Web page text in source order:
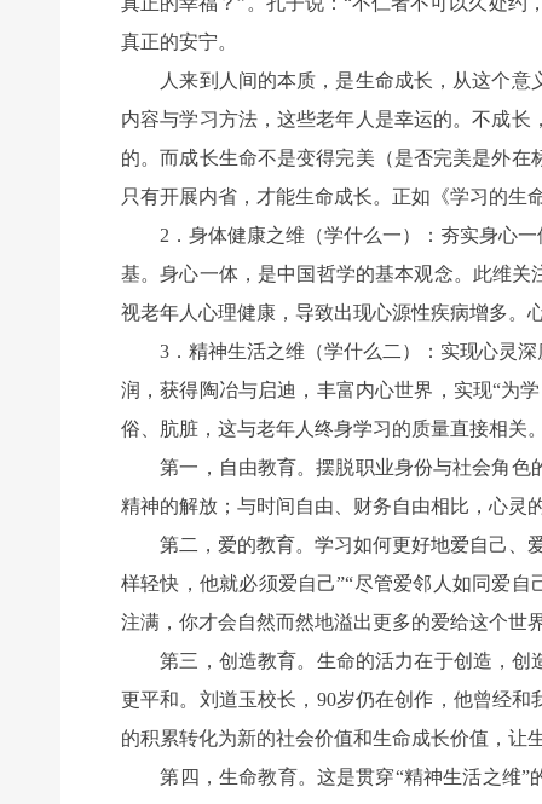
真正的安宁。
人来到人间的本质，是生命成长，从这个意
内容与学习方法，这些老年人是幸运的。不成
的。而成长生命不是变得完美（是否完美是外
只有开展内省，才能生命成长。正如《学习的
2．身体健康之维（学什么一）：夯实身心一
基。身心一体，是中国哲学的基本观念。此维
视老年人心理健康，导致出现心源性疾病增多。
3．精神生活之维（学什么二）：实现心灵深
润，获得陶冶与启迪，丰富内心世界，实现“为
俗、肮脏，这与老年人终身学习的质量直接相关
第一，自由教育。摆脱职业身份与社会角色
精神的解放；与时间自由、财务自由相比，心灵
第二，爱的教育。学习如何更好地爱自己、爱
样轻快，他就必须爱自己”“尽管爱邻人如同爱
注满，你才会自然而然地溢出更多的爱给这个世
第三，创造教育。生命的活力在于创造，创
更平和。刘道玉校长，90岁仍在创作，他曾经
的积累转化为新的社会价值和生命成长价值，让
第四，生命教育。这是贯穿“精神生活之维”